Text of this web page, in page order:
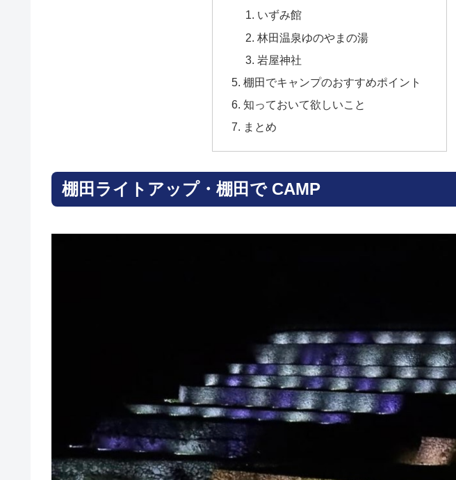
いずみ館
林田温泉ゆのやまの湯
岩屋神社
棚田でキャンプのおすすめポイント
知っておいて欲しいこと
まとめ
棚田ライトアップ・棚田で CAMP